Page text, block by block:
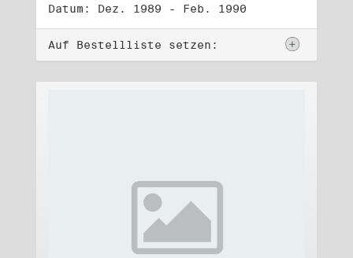
Datum: Dez. 1989 - Feb. 1990
Auf Bestellliste setzen: